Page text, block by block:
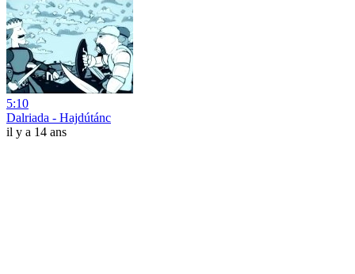
5:10
Dalriada - Hajdútánc
il y a 14 ans